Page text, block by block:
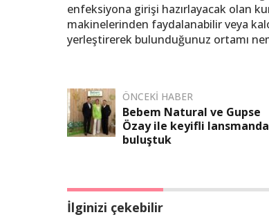
enfeksiyona girişi hazırlayacak olan
makinelerinden faydalanabilir veya
yerleştirerek bulunduğunuz ortamı
ÖNCEKI HABER
Bebem Natural ve Gupse
Özay ile keyifli lansmanda
buluştuk
İlginizi çekebilir